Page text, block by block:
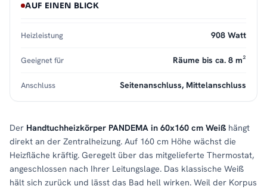
Der Handtuchheizkörper PANDEMA in 60x160 cm Weiß hängt
direkt an der Zentralheizung. Auf 160 cm Höhe wächst die
Heizfläche kräftig. Geregelt über das mitgelieferte Thermostat,
angeschlossen nach Ihrer Leitungslage. Das klassische Weiß
hält sich zurück und lässt das Bad hell wirken. Weil der Korpus
AUF EINEN BLICK
Heizleistung 908 Watt
Geeignet für Räume bis ca. 8 m²
Anschluss Seitenanschluss, Mittelanschluss